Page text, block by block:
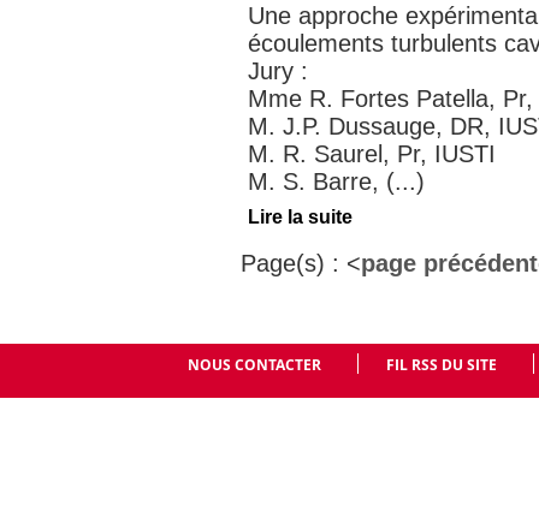
Une approche
écoulements turbulents
Jury :
Mme R. Fortes Patella, Pr,
M. J.P. Dussauge, DR,
M. R. Saurel, Pr, IUSTI
M. S. Barre, (...)
Lire la suite
Page(s) : <page
NOUS CONTACTER FIL RSS DU SITE